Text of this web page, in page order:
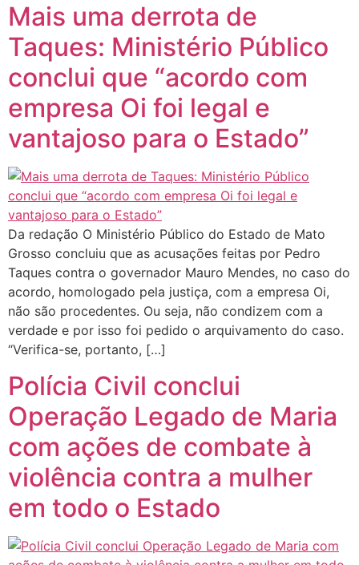
Mais uma derrota de
Taques: Ministério Público
conclui que “acordo com
empresa Oi foi legal e
vantajoso para o Estado”
Da redação O Ministério Público do Estado de Mato
Grosso concluiu que as acusações feitas por Pedro
Taques contra o governador Mauro Mendes, no caso do
acordo, homologado pela justiça, com a empresa Oi,
não são procedentes. Ou seja, não condizem com a
verdade e por isso foi pedido o arquivamento do caso.
“Verifica-se, portanto, […]
Polícia Civil conclui
Operação Legado de Maria
com ações de combate à
violência contra a mulher
em todo o Estado